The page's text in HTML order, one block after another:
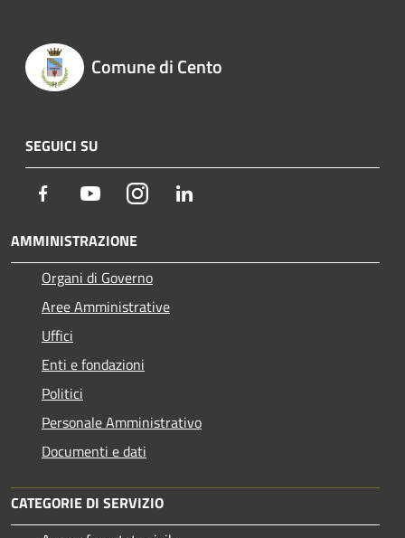
Comune di Cento
SEGUICI SU
Facebook YoutubeInstagram
AMMINISTRAZIONE
Organi di Governo
Aree Amministrative
Uffici
Enti e fondazioni
Politici
Personale Amministrativo
Documenti e dati
CATEGORIE DI SERVIZIO